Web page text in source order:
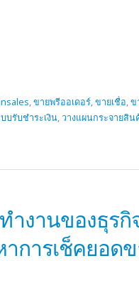
,ขายพรีออเดอร์,ขายเชื่อ,ข
บรับชำระเงิน,วางแผนกระจายสิน
ำงานของธุร
การเช็คยอ